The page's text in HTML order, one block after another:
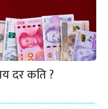
दर कति ?